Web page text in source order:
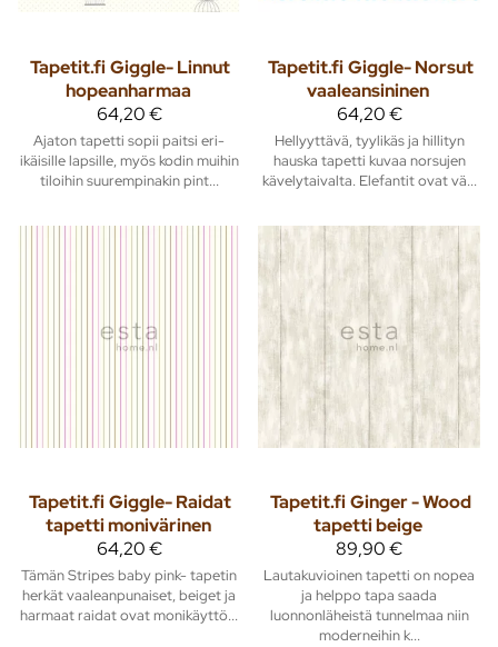
Tapetit.fiGiggle- Linnut
hopeanharmaa
64,20 €
Ajaton tapetti sopii paitsi eri-
ikäisille lapsille, myös kodin muihin
tiloihin suurempinakin pint...
Tapetit.fi Giggle- Norsut
vaaleansininen
64,20 €
Hellyyttävä, tyylikäs ja hillityn
hauska tapetti kuvaa norsujen
kävelytaivalta. Elefantit ovat vä...
Tapetit.fiGiggle- Raidat
tapetti monivärinen
64,20 €
Tämän Stripes baby pink- tapetin
herkät vaaleanpunaiset, beiget ja
harmaat raidat ovat monikäyttö...
Tapetit.fi Ginger - Wood
tapetti beige
89,90 €
Lautakuvioinen tapetti on nopea
ja helppo tapa saada
luonnonläheistä tunnelmaa niin
moderneihin k...